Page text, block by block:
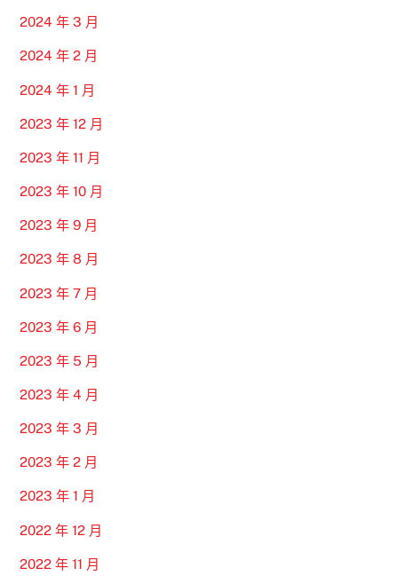
2024 年 3 月
2024 年 2 月
2024 年 1 月
2023 年 12 月
2023 年 11 月
2023 年 10 月
2023 年 9 月
2023 年 8 月
2023 年 7 月
2023 年 6 月
2023 年 5 月
2023 年 4 月
2023 年 3 月
2023 年 2 月
2023 年 1 月
2022 年 12 月
2022 年 11 月